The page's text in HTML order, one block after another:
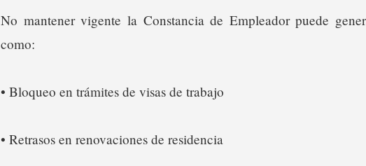
No mantener vigente la Constancia de Empleador puede
como:
• Bloqueo en trámites de visas de trabajo
• Retrasos en renovaciones de residencia